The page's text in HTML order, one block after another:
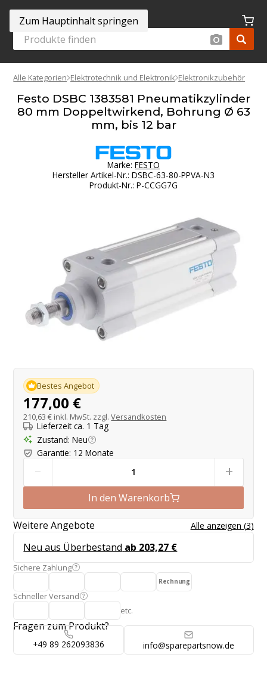
Zum Hauptinhalt springen
Alle Kategorien Elektrotechnik und Elektronik Elektronikzubehör
Festo DSBC 1383581 Pneumatikzylinder
80 mm Doppeltwirkend, Bohrung Ø 63
mm, bis 12 bar
Marke: FESTO
Hersteller Artikel-Nr.: DSBC-63-80-PPVA-N3
Produkt-Nr.: P-CCGG7G
Produktangebot
Bestes Angebot
177,00 €
210,63 € inkl. MwSt. zzgl.Versandkosten
Lieferzeit ca. 1 Tag
Zustand: Neu
Garantie: 12 Monate
- +
In den Warenkorb
Weitere Angebote Alle anzeigen (3)
Neu aus Überbestand ab 203,27 €
Sichere Zahlung
Rechnung
Schneller Versand
etc.
Fragen zum Produkt?
+49 89 262093836 info@sparepartsnow.de